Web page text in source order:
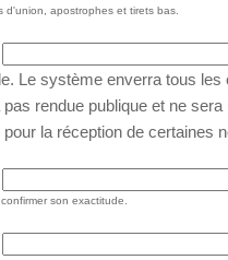
apostrophes et tirets bas.
Le système enverra tous
rendue publique et ne
la réception de certaines
son exactitude.